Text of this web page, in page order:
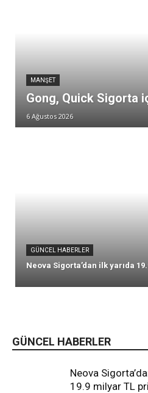
GÜNCEL HABERLER
Neova
19.9 milyar TL
MANŞET
Gong, Quick Sigorta
6 Ağustos 2026
GÜNCEL HABERLER
Neova Sigorta’dan ilk yarıda